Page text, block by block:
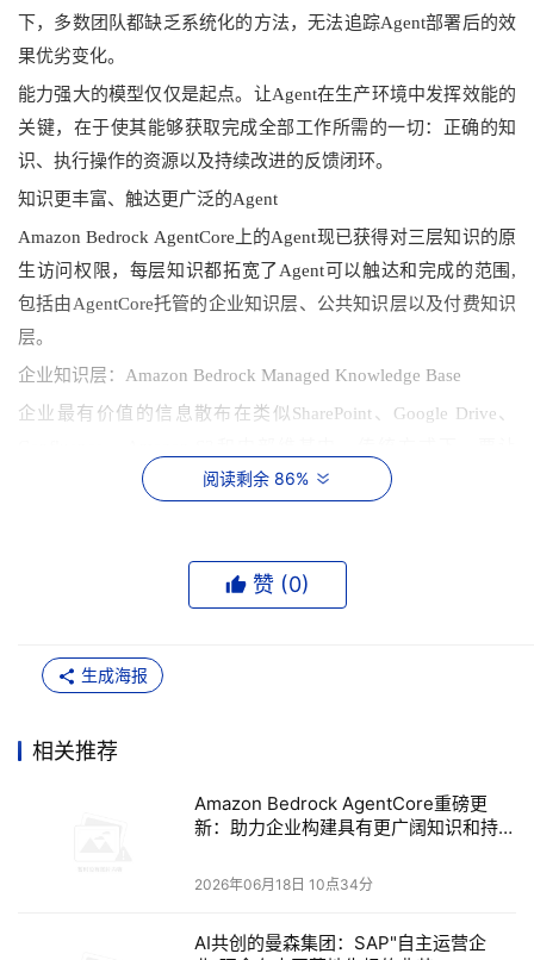
下，多数团队都缺乏系统化的方法，无法追踪Agent部署后的效
果优劣变化。
能力强大的模型仅仅是起点。让Agent在生产环境中发挥效能的
关键，在于使其能够获取完成全部工作所需的一切：正确的知
识、执行操作的资源以及持续改进的反馈闭环。
知识更丰富、触达更广泛的Agent
Amazon Bedrock AgentCore上的Agent现已获得对三层知识的原
生访问权限，每层知识都拓宽了Agent可以触达和完成的范围,
包括由AgentCore托管的企业知识层、公共知识层以及付费知识
层。
企业知识层：Amazon Bedrock Managed Knowledge Base
企业最有价值的信息散布在类似SharePoint、Google Drive、
Agent能够使用这些信息，需要搭建定制化的数据接入管道、调
需接入自身的非结构化数据源，其余工作都由AgentCore处理。
率限制等扩展性问题，因此团队可以专注于构建Agent，而不是
（RAG）的Agentic检索器。它不是将查询与最接近的文本片段
关概念，评估中间结果，并在回答之前进行重新排序。对于同
度与完整度，明显优于基础检索方式。
阅读剩余 86%
赞 (0)
生成海报
相关推荐
Amazon Bedrock AgentCore重磅更
新：助力企业构建具有更广阔知识和持续
2026年06月18日 10点34分
AI共创的曼森集团：SAP"自主运营企